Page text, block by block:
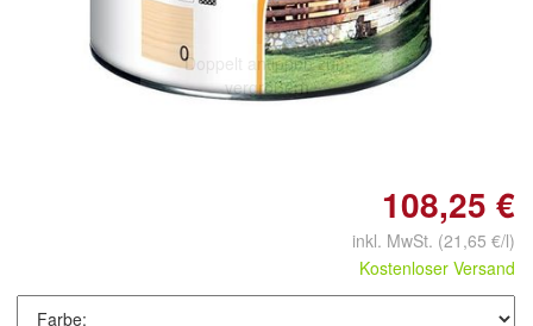
Doppelt antippen zum
vergrößern
108,25 €
inkl. MwSt. (21,65 €/l)
Kostenloser Versand